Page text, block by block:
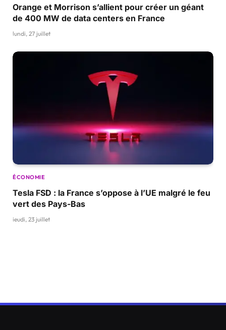
Orange et Morrison s’allient pour créer un géant
de 400 MW de data centers en France
lundi, 27 juillet
ÉCONOMIE
Tesla FSD : la France s’oppose à l’UE malgré le feu
vert des Pays-Bas
jeudi, 23 juillet